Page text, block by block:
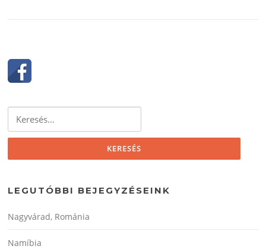
LEGUTÓBBI BEJEGYZÉSEINK
Nagyvárad, Románia
Namíbia